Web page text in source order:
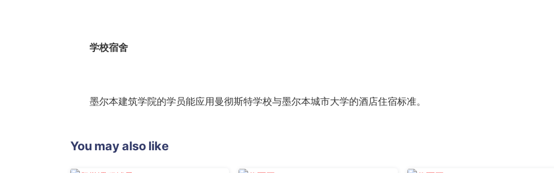
学校宿舍
墨尔本建筑学院的学员能应用曼彻斯特学校与墨尔本城市大学的酒店住宿标准。
You may also like